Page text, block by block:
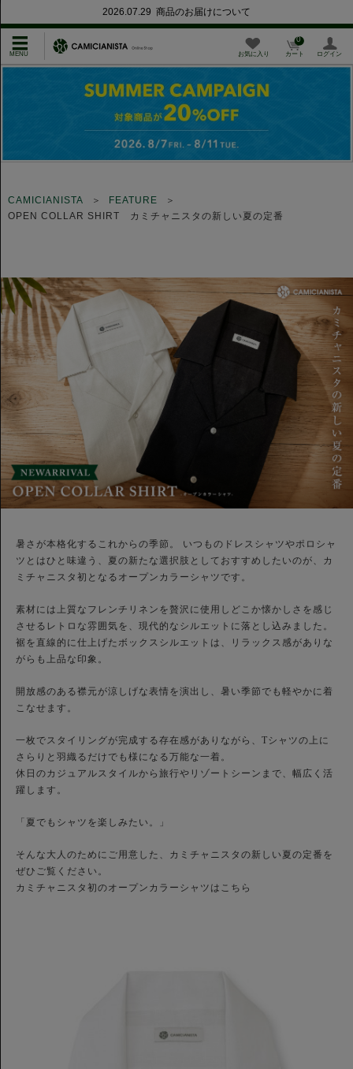
2026.07.29 商品のお届けについて
お気に入り カート
0
ログイン
CAMICIANISTA
FEATURE
OPEN COLLAR SHIRT カミチャニスタの新しい夏の定番
暑さが本格化するこれからの季節。 いつものドレスシャツやポロシャ
ツとはひと味違う、夏の新たな選択肢としておすすめしたいのが、カ
ミチャニスタ初となるオープンカラーシャツです。
素材には上質なフレンチリネンを贅沢に使用しどこか懐かしさを感じ
させるレトロな雰囲気を、現代的なシルエットに落とし込みました。
裾を直線的に仕上げたボックスシルエットは、リラックス感がありな
がらも上品な印象。
開放感のある襟元が涼しげな表情を演出し、暑い季節でも軽やかに着
こなせます。
一枚でスタイリングが完成する存在感がありながら、Tシャツの上に
さらりと羽織るだけでも様になる万能な一着。
休日のカジュアルスタイルから旅行やリゾートシーンまで、幅広く活
躍します。
「夏でもシャツを楽しみたい。」
そんな大人のためにご用意した、カミチャニスタの新しい夏の定番を
ぜひご覧ください。
カミチャニスタ初のオープンカラーシャツはこちら